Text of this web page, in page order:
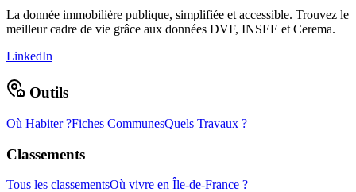
La donnée immobilière publique, simplifiée et accessible. Trouvez le
meilleur cadre de vie grâce aux données DVF, INSEE et Cerema.
LinkedIn
Outils
Où Habiter ?Fiches CommunesQuels Travaux ?
Classements
Tous les classementsOù vivre en Île-de-France ?